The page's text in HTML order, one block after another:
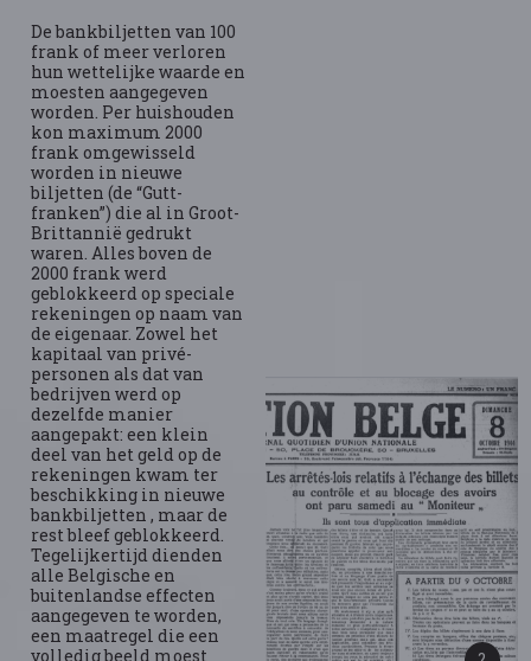
De bankbiljetten van 100
frank of meer verloren
hun wettelijke waarde en
moesten aangegeven
worden. Per huishouden
kon maximum 2000
frank omgewisseld
worden in nieuwe
biljetten (de “Gutt-
franken”) die al in Groot-
Brittannië gedrukt
waren. Alles boven de
2000 frank werd
geblokkeerd op speciale
rekeningen op naam van
de eigenaar. Zowel het
kapitaal van privé-
personen als dat van
bedrijven werd op
dezelfde manier
aangepakt: een klein
deel van het geld op de
rekeningen kwam ter
beschikking in nieuwe
bankbiljetten , maar de
rest bleef geblokkeerd.
Tegelijkertijd dienden
alle Belgische en
buitenlandse effecten
aangegeven te worden,
een maatregel die een
volledig beeld moest